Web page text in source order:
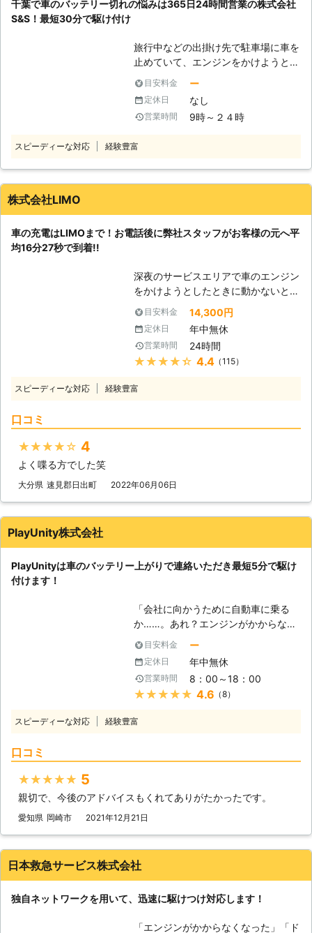
らせることが可能です。お客様がすぐ
ッテリーが上がった時はぜひ弊社をご
利用くださいませ。
りにお困りのときにはご連絡くださ
千葉で車のバッテリー切れの悩みは365日24時間営業の株式会社
S&S！最短30分で駆け付け
旅行中などの出掛け先で駐車場に車を
止めていて、エンジンをかけようとし
たときにエンジンがかからなくて焦っ
ていませんか？エンジンがかからない
ときは、車の充電が切れているかもし
れません。 充電切れの原因は、カー
です。例えば、東京ディズニーランド
ように、バッテリーの充電を復活させ
たら、弊社「株式会社S&S」にご依頼
ください！ 【最短30分駆けつけ可
能！緊急事態だからこそ365日24時
間迅速に駆けつけます】 株式会社
S&Sは、千葉県内であれば最短30分
でお客さまの元へ駆けつけることがで
きます。弊社はすぐにお客様の元へ駆
けつけられるように、工具などの準備
可能なのです。 お客様のもとへ最短
株式会社S&Sは365日24時間対応して
います。 深夜や祝日、元旦などの時
間帯に車のバッテリーが切れてしまっ
ができるので、お客様の「目的地に行
けなくなるかも……」という問題を解
消いたします。 もしも車のバッテリ
がお客様により良い快適な旅行ライフ
や快適で明るいカーライフを提供いた
目安料金 ー
定休日 なし
営業時間 9時～２４時
スピーディーな対応 経験豊富
株式会社LIMO
車の充電はLIMOまで！お電話後に弊社スタッフがお客様の元へ平
均16分27秒で到着!!
深夜のサービスエリアで車のエンジン
をかけようとしたときに動かないと、
困ってしまいますよね。エンジンがか
からなければ自宅にも帰れない、観光
もできないので八方塞がりです。 そ
んなときこそ、弊社「LＩMO」がお
客様の元へすぐに駆けつけてお助けし
電話をいただいたてから平均16分27
を何度も反復すると、作業内容を覚え
けられるようになったのです。 この
することができます。もしも車のエン
ジンが止まった場合、弊社までご連絡
くださいませ。連絡後、弊社スタッフ
がお客様の元へ駆けつけて車のバッテ
リーを充電させていただきます。
目安料金 14,300円
定休日 年中無休
営業時間 24時間
★★★★★ 4.4（115）
スピーディーな対応 経験豊富
口コミ
★★★★★ 4
よく喋る方でした笑
大分県 速見郡日出町 2022年06月06日
PlayUnity株式会社
PlayUnityは車のバッテリー上がりで連絡いただき最短5分で駆け
付けます！
「会社に向かうために自動車に乗る
か……。あれ？エンジンがかからな
い！」 出勤前に車が動かないと、焦
りますよね。当たり前のように動くと
思っていたので、今から電車で会社に
行こうにも、遅刻してしまうかもしれ
ません。「どうせ遅刻するなら、車が
なときは弊社「PlayUnity」が高速で
社は、多くのスタッフを至る所に配置
しているので、お客様からお電話いた
到着時間は約30分なので、早く車を
動くようにしたい方にこそご利用いた
の方法を用いてお客様のお悩みを解決
目安料金 ー
定休日 年中無休
営業時間 8：00～18：00
★★★★★ 4.6 （8）
スピーディーな対応 経験豊富
口コミ
★★★★★ 5
親切で、今後のアドバイスもくれてありがたかったです。
愛知県 岡崎市 2021年12月21日
日本救急サービス株式会社
独自ネットワークを用いて、迅速に駆けつけ対応します！
「エンジンがかからなくなった」「ド